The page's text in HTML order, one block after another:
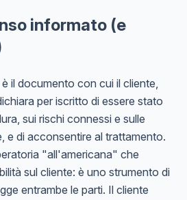
informato (e
il documento con cui il cliente,
per iscritto di essere stato
sui rischi connessi e sulle
e di acconsentire al trattamento.
"all'americana" che
sul cliente: è uno strumento di
entrambe le parti. Il cliente